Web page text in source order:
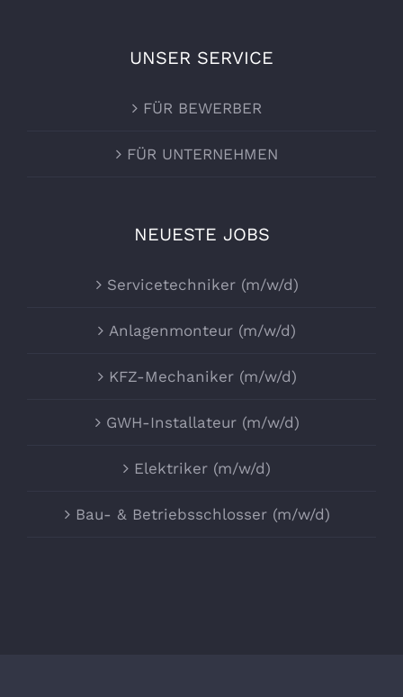
UNSER SERVICE
FÜR BEWERBER
FÜR UNTERNEHMEN
NEUESTE JOBS
Servicetechniker (m/w/d)
Anlagenmonteur (m/w/d)
KFZ-Mechaniker (m/w/d)
GWH-Installateur (m/w/d)
Elektriker (m/w/d)
Bau- & Betriebsschlosser (m/w/d)